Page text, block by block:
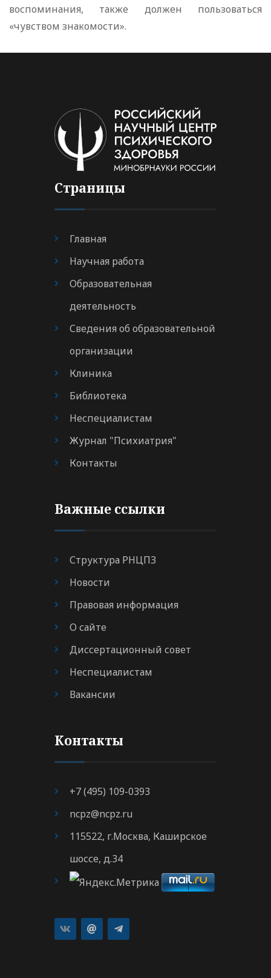
воспоминания, также должен пользоваться
«чувством знакомости».
Страницы
Главная
Научная работа
Образовательная
деятельность
Сведения об образовательной
организации
Клиника
Библиотека
Неспециалистам
Журнал "Психиатрия"
Контакты
Важные ссылки
Структура РНЦПЗ
Новости
Правовая информация
О сайте
Диссертационный совет
Неспециалистам
Вакансии
Контакты
+7 (495) 109-0393
ncpz@ncpz.ru
115522, г.Москва, Каширское
шоссе, д.34